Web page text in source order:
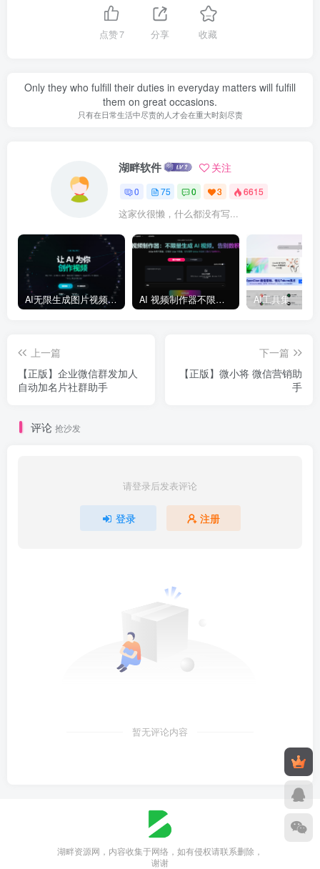
点赞7 分享 收藏
Only they who fulfill their duties in everyday matters will fulfill
them on great occasions.
只有在日常生活中尽责的人才会在重大时刻尽责
湖畔软件 关注
0 75 0 3 6615
这家伙很懒，什么都没有写...
AI无限生成图片视频大模型平台 AI 视频制作器不限量生成 AI 视频 AI工具集
上一篇
【正版】企业微信群发加人
自动加名片社群助手
下一篇
【正版】微小将 微信营销助
手
评论 抢沙发
请登录后发表评论
登录 注册
暂无评论内容
湖畔资源网，内容收集于网络，如有侵权请联系删除，
谢谢